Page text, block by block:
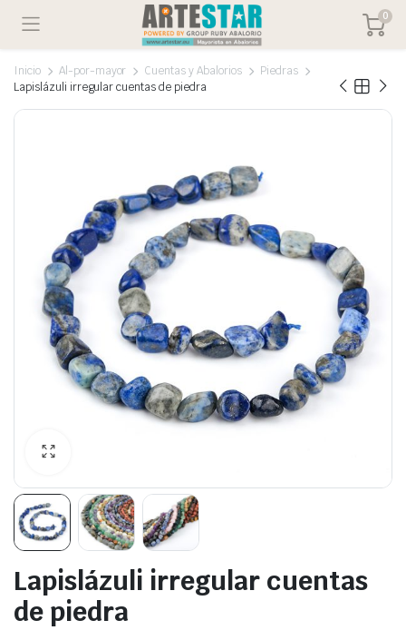
0
Inicio Al-por-mayor Cuentas y Abalorios
Piedras
Lapislázuli irregular cuentas de piedra
Lapislázuli irregular cuentas
de piedra